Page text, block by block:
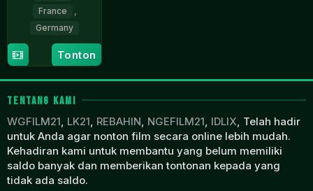
France
Germany
28
Jun
2023
Anna
Roller
Tonton
TENTANG KAMI
WGFILM21, LK21, REBAHIN, NGEFILM21, IDLIX, Telah hadir
untuk Anda agar nonton film secara online lebih mudah.
Kehadiran kami untuk membantu yang belum memiliki
saldo banyak dan memberikan tontonan kepada yang
tidak ada saldo.